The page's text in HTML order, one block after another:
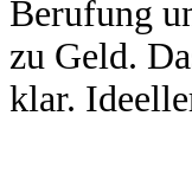
Berufung
zu Geld.
klar.